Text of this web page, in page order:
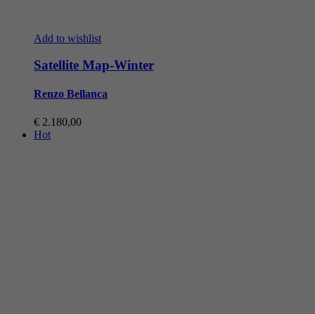
Add to wishlist
Satellite Map-Winter
Renzo Bellanca
€ 2.180,00
Hot